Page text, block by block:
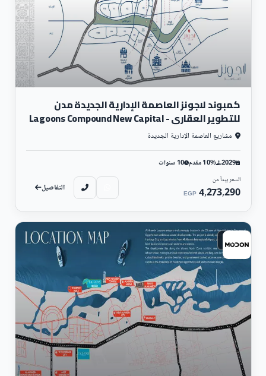
كمبوند لاجونز العاصمة الإدارية الجديدة مدن
للتطوير العقاري - Lagoons Compound New Capital
مشاريع العاصمة الإدارية الجديدة
2029 10% مقدم 10 سنوات
السعر يبدأ من
4,273,290
EGP التفاصيل
ساحلي